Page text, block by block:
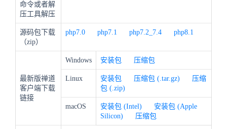
命令或者解
压工具解压
源码包下载
（zip）
php7.0 php7.1 php7.2_7.4 php8.1
最新版禅道
客户端下载
链接
Windows 安装包 压缩包
Linux 安装包 压缩包 (.tar.gz)
压缩
包 (.zip)
macOS 安装包 (Intel)
安装包 (Apple
Silicon)
压缩包